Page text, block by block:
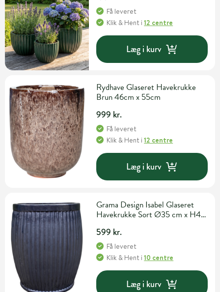
Få leveret
Klik & Hent i12 centre
Læg i kurv
Rydhave Glaseret Havekrukke
Brun 46cm x 55cm
999 kr.
Få leveret
Klik & Hent i12 centre
Læg i kurv
Grama Design Isabel Glaseret
Havekrukke Sort Ø35 cm x H40
599 kr.
Få leveret
Klik & Hent i10 centre
Læg i kurv